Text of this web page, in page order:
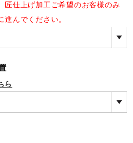
イズ
匠仕上げ加工ご希望のお客様のみ
進んでください。
ら